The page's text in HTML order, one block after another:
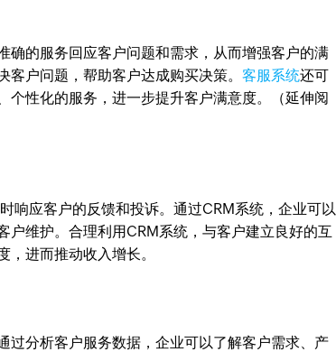
确的服务回应客户问题和需求，从而增强客户的满
户问题，帮助客户达成购买决策。 客服系统还可
个性化的服务，进一步提升客户满意度。（延伸阅
响应客户的反馈和投诉。通过CRM系统，企业可以
维护。合理利用CRM系统，与客户建立良好的互
进而推动收入增长。
过分析客户服务数据，企业可以了解客户需求、产